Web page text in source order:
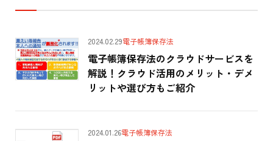
電子帳簿保存法のクラウドサービスを
解説！クラウド活用のメリット・デメ
リットや選び方もご紹介
2024.02.29電子帳簿保存法
2024.01.26電子帳簿保存法